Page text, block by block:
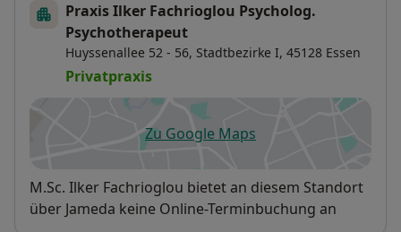
Praxis Ilker Fachrioglou Psycholog.
Psychotherapeut
Huyssenallee 52 - 56, Stadtbezirke I, 45128 Essen
Privatpraxis
Zu Google Mapsöffnet in einer neuen
Verfügbarkeit
M.Sc. Ilker Fachrioglou bietet an diesem Standort
über Jameda keine Online-Terminbuchung an